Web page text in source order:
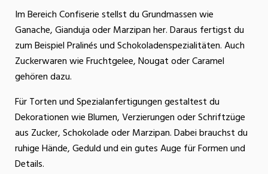
Im Bereich Confiserie stellst du Grundmassen wie
Ganache, Gianduja oder Marzipan her. Daraus fertigst du
zum Beispiel Pralinés und Schokoladenspezialitäten. Auch
Zuckerwaren wie Fruchtgelee, Nougat oder Caramel
gehören dazu.
Für Torten und Spezialanfertigungen gestaltest du
Dekorationen wie Blumen, Verzierungen oder Schriftzüge
aus Zucker, Schokolade oder Marzipan. Dabei brauchst du
ruhige Hände, Geduld und ein gutes Auge für Formen und
Details.